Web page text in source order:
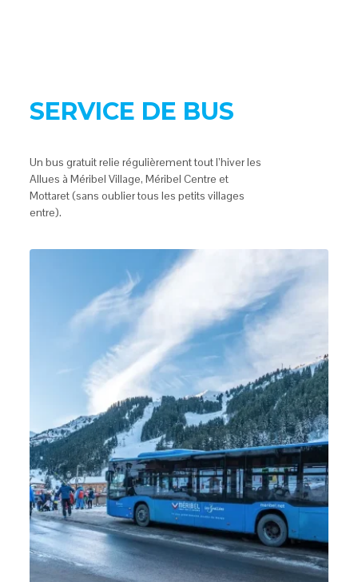
SERVICE DE BUS
Un bus gratuit relie régulièrement tout l’hiver les
Allues à Méribel Village, Méribel Centre et
Mottaret (sans oublier tous les petits villages
entre).